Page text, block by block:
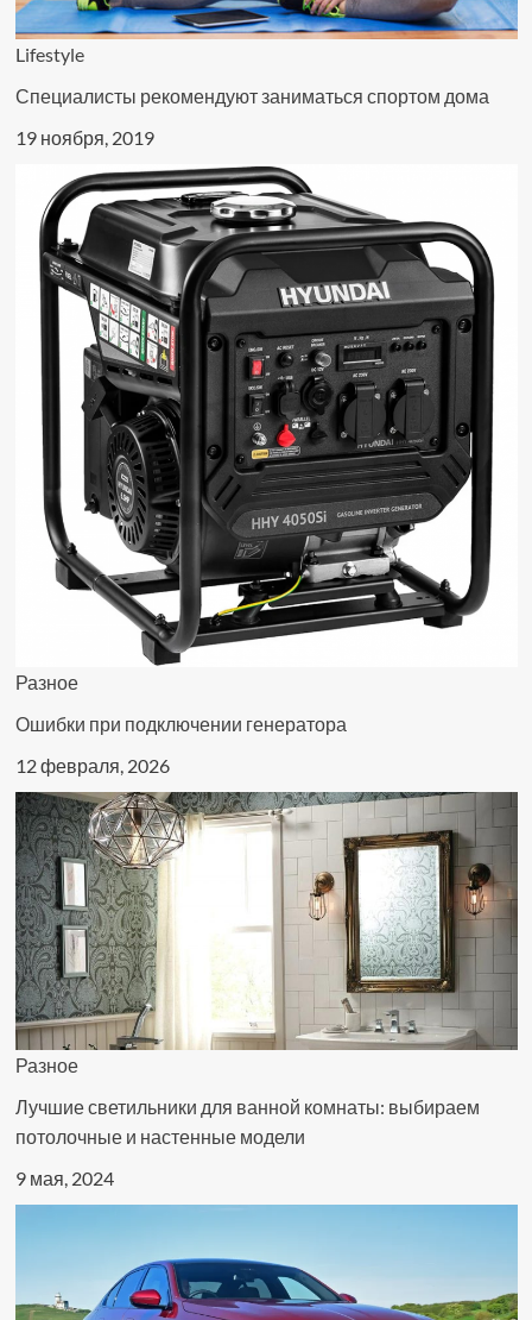
Lifestyle
Специалисты рекомендуют заниматься спортом дома
19 ноября, 2019
Разное
Ошибки при подключении генератора
12 февраля, 2026
Разное
Лучшие светильники для ванной комнаты: выбираем
потолочные и настенные модели
9 мая, 2024